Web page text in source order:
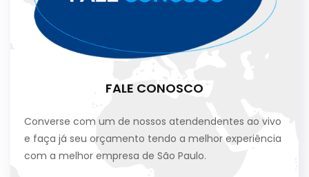
FALE CONOSCO
Converse com um de nossos atendendentes ao vivo
e faça já seu orçamento tendo a melhor experiência
com a melhor empresa de São Paulo.